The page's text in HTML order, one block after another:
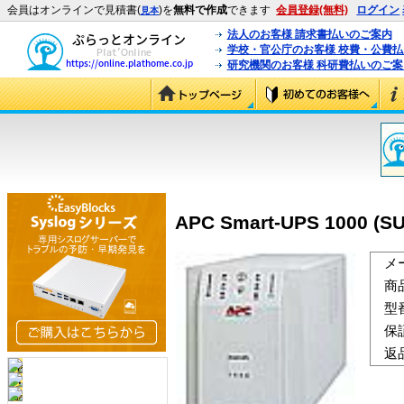
会員はオンラインで見積書(見本)を無料で作成できます 会員登録(無料) ログイン
法人のお客様 請求書払いのご案内
学校・官公庁のお客様 校費・公費
研究機関のお客様 科研費払いのご
APC Smart-UPS 1000
メ
商
型
保
返